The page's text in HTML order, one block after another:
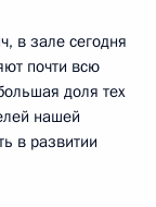
в зале сегодня
почти всю
доля тех
нашей
в развитии